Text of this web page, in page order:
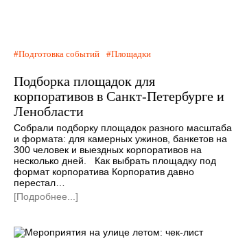
Подготовка событий Площадки
Подборка площадок для
корпоративов в Санкт-Петербурге и
Ленобласти
Собрали подборку площадок разного масштаба
и формата: для камерных ужинов, банкетов на
300 человек и выездных корпоративов на
несколько дней. Как выбрать площадку под
формат корпоратива Корпоратив давно
перестал…
[Подробнее...]